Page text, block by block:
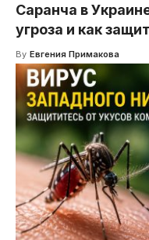
Саранча в
угроза и как
By Евгения Примакова